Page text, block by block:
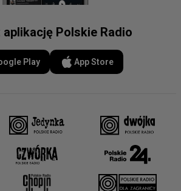
aplikację Polskie Radio
Play App Store